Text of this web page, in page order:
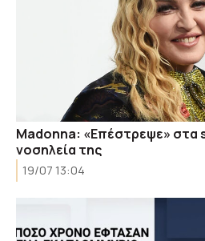
Μadonna: «Επέστρεψε» στα
νοσηλεία της
19/07 13:04